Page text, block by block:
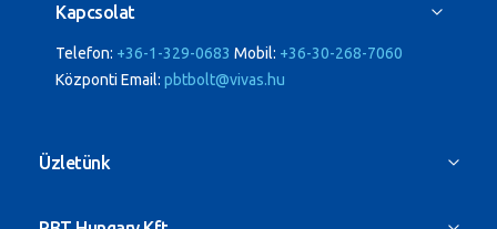
Kapcsolat
Telefon: +36-1-329-0683 Mobil: +36-30-268-7060
Központi Email: pbtbolt@vivas.hu
Üzletünk